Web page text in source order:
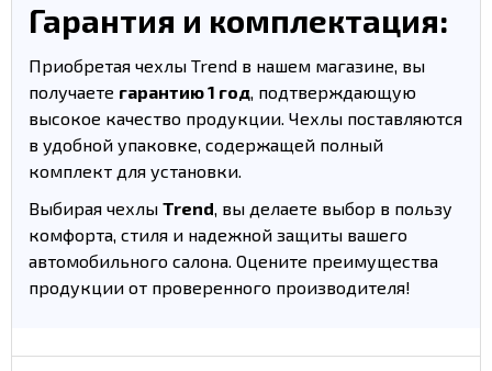
Гарантия и комплектация:
Приобретая чехлы Trend в нашем магазине, вы
получаете гарантию 1 год, подтверждающую
высокое качество продукции. Чехлы поставляются
в удобной упаковке, содержащей полный
комплект для установки.
Выбирая чехлы Trend, вы делаете выбор в пользу
комфорта, стиля и надежной защиты вашего
автомобильного салона. Оцените преимущества
продукции от проверенного производителя!